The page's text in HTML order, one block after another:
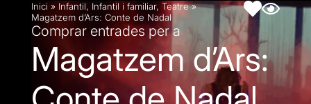
Inici » Infantil, Infantil i familiar, Teatre»
Magatzem d’Ars: Conte de Nadal
Comprar entrades per a
Magatzem d’Ars: